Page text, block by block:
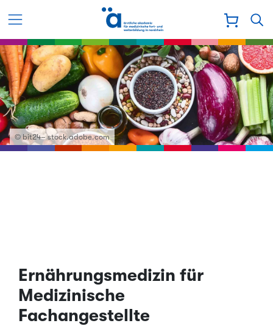
© bit24– stock.adobe.com
Ernährungsmedizin für
Medizinische
Fachangestellte